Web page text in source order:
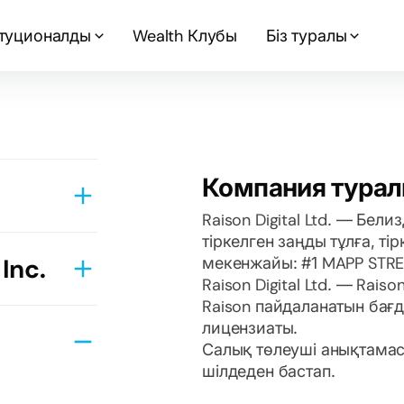
Wealth Клубы Біз туралы
Компания
Raison Digital Ltd. —
тіркелген заңды тұлға,
мекенжайы: #1 MAPP
Raison Digital Ltd. —
Raison пайдаланатын
лицензиаты.
Салық төлеуші
шілдеден бастап.